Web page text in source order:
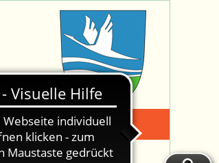
Suche -